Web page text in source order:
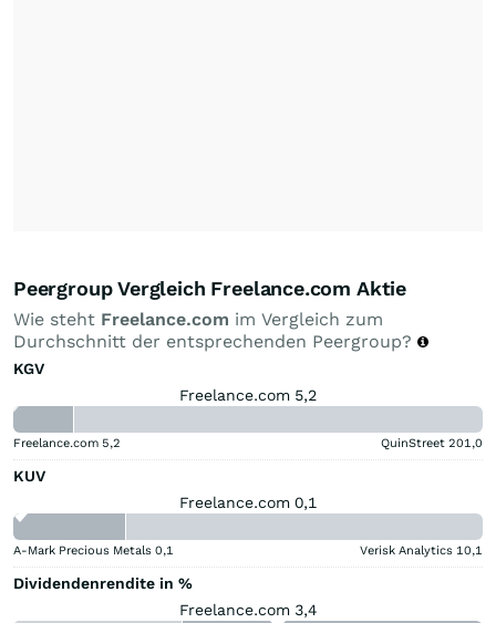
Peergroup Vergleich Freelance.com Aktie
Wie steht Freelance.com im Vergleich zum
Durchschnitt der entsprechenden Peergroup?
KGV
Freelance.com 5,2
Freelance.com 5,2 QuinStreet 201,0
KUV
Freelance.com 0,1
A-Mark Precious Metals 0,1 Verisk Analytics 10,1
Dividendenrendite in %
Freelance.com 3,4